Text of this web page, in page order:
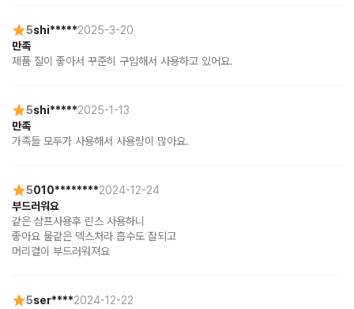
5shi*****2025-3-20
만족
제품 질이 좋아서 꾸준히 구입해서 사용하고 있어요.
5shi*****2025-1-13
만족
가족들 모두가 사용해서 사용량이 많아요.
5010********2024-12-24
부드러워요
같은 샴프사용후 린스 사용하니
좋아요 물같은 덱스처라 흡수도 잘되고
머리결이 부드러워져요
5ser****2024-12-22